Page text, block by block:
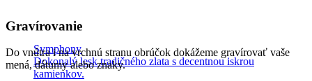
Symphony
Dokonalý lesk tradičného zlata s decentnou iskrou
kamienkov.
Gravírovanie
Do vnútra i na vrchnú stranu obrúčok dokážeme gravírovať vaše
mená, dátumy alebo znaky.